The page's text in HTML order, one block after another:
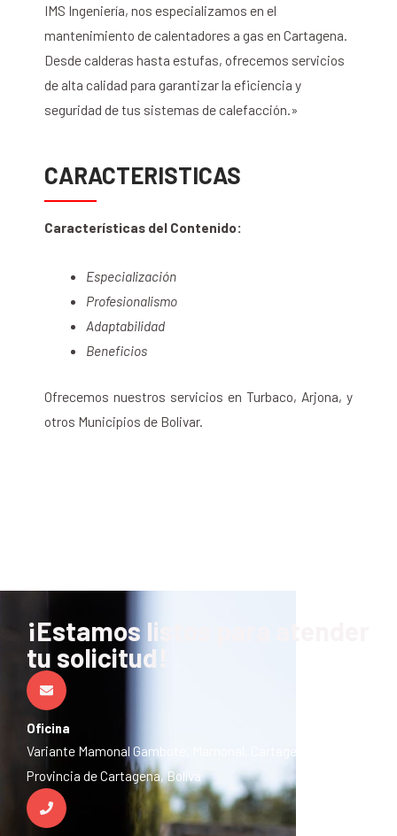
IMS Ingeniería, nos especializamos en el
mantenimiento de calentadores a gas en Cartagena.
Desde calderas hasta estufas, ofrecemos servicios
de alta calidad para garantizar la eficiencia y
seguridad de tus sistemas de calefacción.»
CARACTERISTICAS
Características del Contenido:
Especialización
Profesionalismo
Adaptabilidad
Beneficios
Ofrecemos nuestros servicios en Turbaco, Arjona, y
otros Municipios de Bolivar.
¡Estamos listos para atender
tu solicitud!
Oficina
Variante Mamonal Gambote, Mamonal, Cartagena de Indias,
Provincia de Cartagena, Bolíva